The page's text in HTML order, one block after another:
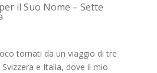
il Suo Nome – Sette
tornati da un viaggio di tre
e Italia, dove il mio